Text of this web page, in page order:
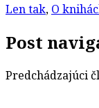
Len tak, O
Post
Predchádzajúci